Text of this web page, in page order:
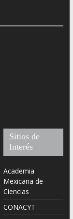
Sitios de
Interés
Academia
Mexicana de
Ciencias
CONACYT